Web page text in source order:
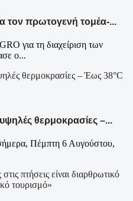
τον πρωτογενή τομέα-...
για τη διαχείριση των
ο...
θερμοκρασίες –...
σήμερα, Πέμπτη 6 Αυγούστου,